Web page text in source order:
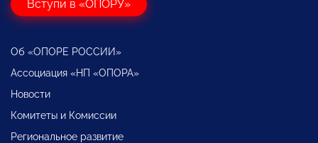
Вступи в «ОПОРУ»
Об «ОПОРЕ РОССИИ»
Ассоциация «НП «ОПОРА»
Новости
Комитеты и Комиссии
Региональное развитие